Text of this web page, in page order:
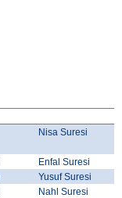
Nisa Suresi
Enfal Suresi
Yusuf Suresi
Nahl Suresi